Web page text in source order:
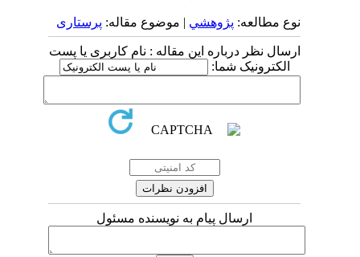
نوع مطالعه:پژوهشي| موضوع مقاله:پرستاری
ارسال نظر درباره این مقاله : نام کاربری یا پست
الکترونیک شما:
ارسال پیام به نویسنده مسئول